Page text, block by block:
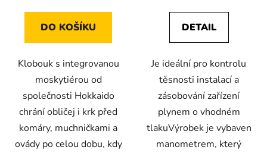
DO KOŠÍKU
Klobouk s integrovanou
moskytiérou od
společnosti Hokkaido
chrání obličej i krk před
komáry, muchničkami a
ovády po celou dobu, kdy
DETAIL
Je ideální pro kontrolu
těsnosti instalací a
zásobování zařízení
plynem o vhodném
tlakuVýrobek je vybaven
manometrem, který